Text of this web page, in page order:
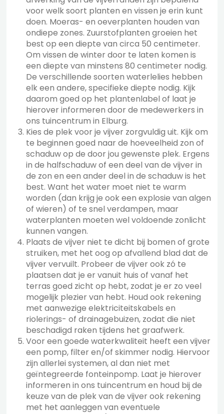
voor welk soort planten en vissen je erin kunt
doen. Moeras- en oeverplanten houden van
ondiepe zones. Zuurstofplanten groeien het
best op een diepte van circa 50 centimeter.
Om vissen de winter door te laten komen is
een diepte van minstens 80 centimeter nodig.
De verschillende soorten waterlelies hebben
elk een andere, specifieke diepte nodig. Kijk
daarom goed op het plantenlabel of laat je
hierover informeren door de medewerkers in
ons tuincentrum in Elburg.
Kies de plek voor je vijver zorgvuldig uit. Kijk om
te beginnen goed naar de hoeveelheid zon of
schaduw op de door jou gewenste plek. Ergens
in de halfschaduw of een deel van de vijver in
de zon en een ander deel in de schaduw is het
best. Want het water moet niet te warm
worden (dan krijg je ook een explosie van algen
of wieren) of te snel verdampen, maar
waterplanten moeten wel voldoende zonlicht
kunnen vangen.
Plaats de vijver niet te dicht bij bomen of grote
struiken, met het oog op afvallend blad dat de
vijver vervuilt. Probeer de vijver ook zó te
plaatsen dat je er vanuit huis of vanaf het
terras goed zicht op hebt, zodat je er zo veel
mogelijk plezier van hebt. Houd ook rekening
met aanwezige elektriciteitskabels en
riolerings- of drainagebuizen, zodat die niet
beschadigd raken tijdens het graafwerk.
Voor een goede waterkwaliteit heeft een vijver
een pomp, filter en/of skimmer nodig. Hiervoor
zijn allerlei systemen, al dan niet met
geïntegreerde fonteinpomp. Laat je hierover
informeren in ons tuincentrum en houd bij de
keuze van de plek van de vijver ook rekening
met het aanleggen van eventuele